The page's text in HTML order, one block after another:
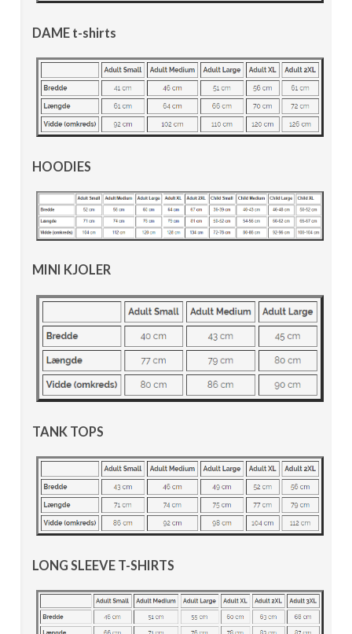
DAME t-shirts
HOODIES
MINI KJOLER
TANK TOPS
LONG SLEEVE T-SHIRTS